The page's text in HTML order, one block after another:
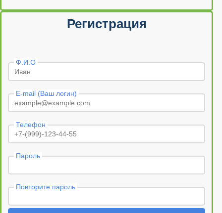
Регистрация
Ф.И.О
E-mail (Ваш логин)
Телефон
Пароль
Повторите пароль